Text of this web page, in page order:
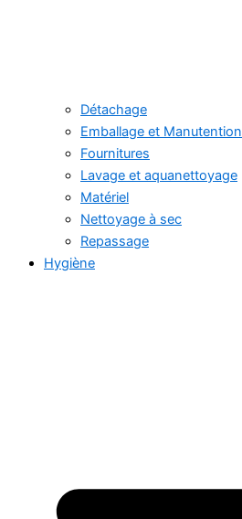
Détachage
Emballage et Manutention
Fournitures
Lavage et aquanettoyage
Matériel
Nettoyage à sec
Repassage
Hygiène